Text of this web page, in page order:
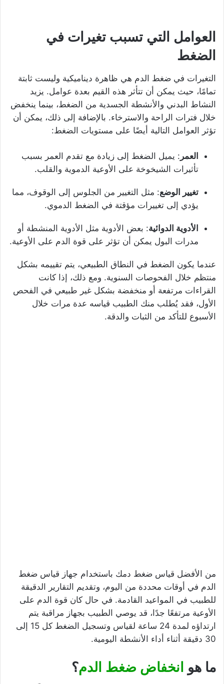
العوامل التي تسبب تغيرات في
الضغط
التغيرات في ضغط الدم هي ظاهرة ديناميكية وليست ثابتة
تمامًا، حيث يمكن أن تتأثر هذه القيم بعدة عوامل. يزيد
النشاط البدني والأنشطة الجسدية من الضغط، بينما ينخفض
خلال فترات الراحة والاسترخاء. بالإضافة إلى ذلك، يمكن أن
تؤثر العوامل التالية أيضًا على مستويات الضغط:
العمر : يميل الضغط إلى زيادة مع تقدم العمر بسبب
تأثيرات الشيخوخة على الأوعية الدموية والقلب.
تغيير الوضع: مثل التغيير من الجلوس إلى الوقوف، مما
يؤدي إلى تغييرات مؤقتة في الضغط الدموي.
الأدوية الدوائية: بعض الأدوية مثل الأدوية المنشطة أو
مدرات البول يمكن أن تؤثر على قوة الدم على الأوعية.
عندما يكون الضغط في النطاق الطبيعي، يتم تقييمه بشكل
منتظم خلال الفحوصات السنوية. ومع ذلك، إذا كانت
القراءات مرتفعة أو منخفضة بشكل غير طبيعي في الفحص
الأول، فقد يُطلب منك الطبيب قياسه عدة مرات خلال
الأسبوع للتأكد من الثبات والدقة.
من الأفضل قياس ضغط دمك باستخدام جهاز قياس ضغط
الدم في أوقات محددة من اليوم، وتقديم التقارير الدقيقة
للطبيب في المواعيد القادمة. في حال كان قوة الدم على
الأوعية مرتفعًا جدًا، قد يوصي الطبيب بجهاز مراقبة يتم
ارتداؤه لمدة 24 ساعة لقياس وتسجيل الضغط كل 15 إلى
30 دقيقة أثناء أداء الأنشطة اليومية.
ما هو انخفاض ضغط الدم؟